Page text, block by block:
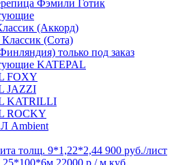
Фэмили Готик
(Аккорд)
(Сота)
только под заказ
KATEPAL
FOXY
JAZZI
KATRILLI
ROCKY
Ambient
толщ. 9*1,22*2,44 900 руб./лист
25*100*6м 22000 р / м.куб.